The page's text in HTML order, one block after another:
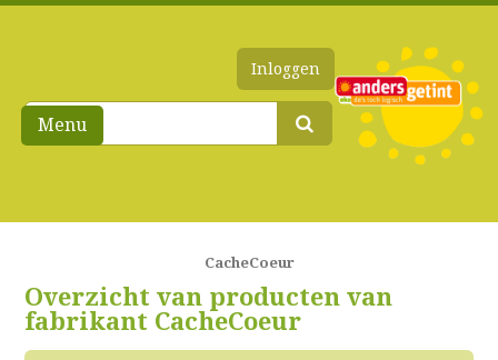
Inloggen
Menu
CacheCoeur
Overzicht van producten van
fabrikant CacheCoeur